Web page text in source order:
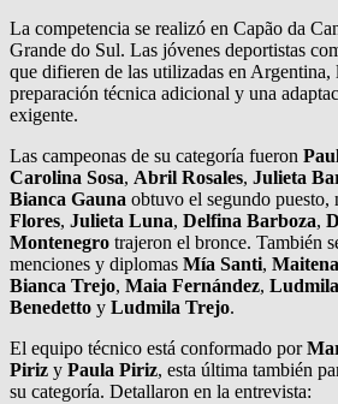
La competencia se realizó en Capão da
Grande do Sul. Las jóvenes deportistas
que difieren de las utilizadas en
preparación técnica adicional y una
exigente.
Las campeonas de su categoría fueron
Carolina Sosa, Abril Rosales, Julieta
Bianca Gauna obtuvo el segundo puesto,
Flores, Julieta Luna, Delfina Barboza,
Montenegro trajeron el bronce. También
menciones y diplomas Mía Santi,
Bianca Trejo, Maia Fernández,
Benedetto y Ludmila Trejo.
El equipo técnico está conformado por
Piriz y Paula Piriz, esta última también
su categoría. Detallaron en la entrevista: